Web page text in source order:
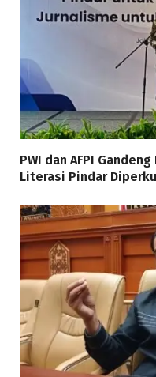
PWI dan AFPI
Literasi Pindar